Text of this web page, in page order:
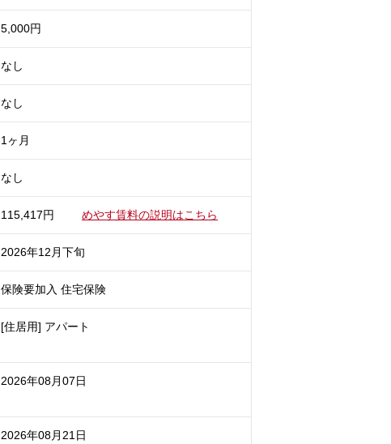
5,000円
なし
なし
1ヶ月
なし
115,417円 めやす賃料の説明はこちら
2026年12月下旬
保険要加入 住宅保険
[住居用] アパート
2026年08月07日
2026年08月21日